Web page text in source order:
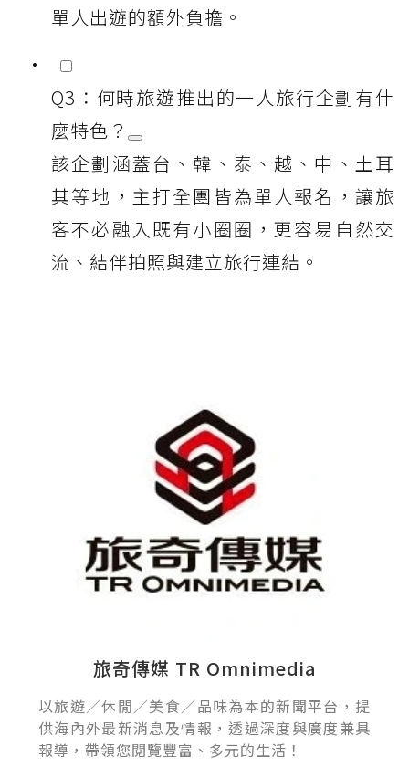
單人出遊的額外負擔。
Q3：何時旅遊推出的一人旅行企劃有什
麼特色？
該企劃涵蓋台、韓、泰、越、中、土耳
其等地，主打全團皆為單人報名，讓旅
客不必融入既有小圈圈，更容易自然交
流、結伴拍照與建立旅行連結。
旅奇傳媒 TR Omnimedia
以旅遊／休閒／美食／品味為本的新聞平台，提
供海內外最新消息及情報，透過深度與廣度兼具
報導，帶領您閱覽豐富、多元的生活！